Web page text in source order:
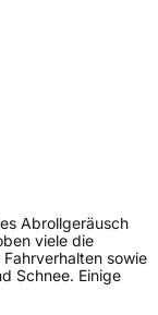
Abrollgeräusch
viele die
sowie
Schnee. Einige